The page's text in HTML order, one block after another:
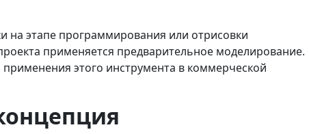
на этапе программирования или отрисовки
применяется предварительное моделирование.
этого инструмента в коммерческой